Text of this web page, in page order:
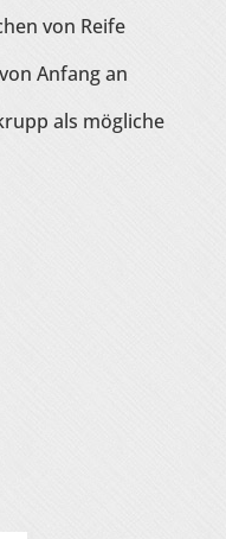
von Reife
Anfang an
als mögliche